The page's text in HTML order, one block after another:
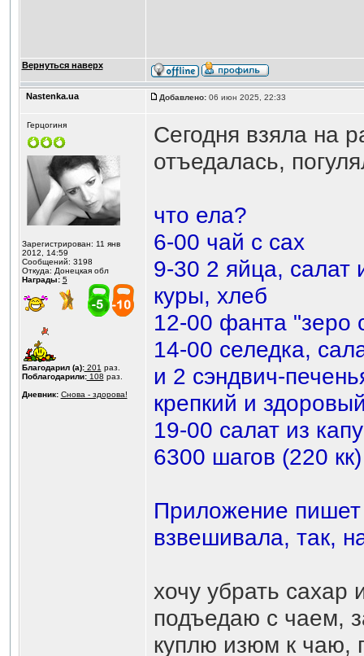
Вернуться наверх
Nastenka.ua Добавлено:06 июн 2025, 22:33
Герцогиня
Зарегистрирован: 11 янв
2012, 14:59
Сообщений: 3198
Откуда: Донецкая обл
Награды: 5
Благодарил (а):201 раз.
Поблагодарили:108 раз.
Дневник: Снова - здорова!
Сегодня взяла на
отъедалась,
что ела?
6-00 чай с сах
9-30 2 яйца, салат
куры, хлеб
12-00 фанта "зеро
14-00 селедка,
и 2 сэндвич-
крепкий и
19-00 салат из
6300 шагов (220 кк)
Приложение пишет
взвешивала, так,
хочу убрать сахар
подъедаю с чаем,
куплю изюм к чаю,